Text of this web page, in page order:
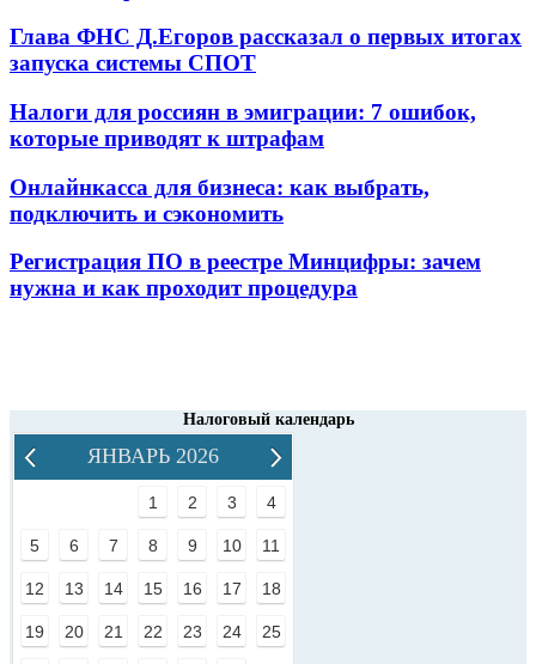
Глава ФНС Д.Егоров рассказал о первых итогах
запуска системы СПОТ
Налоги для россиян в эмиграции: 7 ошибок,
которые приводят к штрафам
Онлайнкасса для бизнеса: как выбрать,
подключить и сэкономить
Регистрация ПО в реестре Минцифры: зачем
нужна и как проходит процедура
Налоговый календарь
ЯНВАРЬ 2026
1 2 3 4
5 6 7 8 9 10 11
12 13 14 15 16 17 18
19 20 21 22 23 24 25